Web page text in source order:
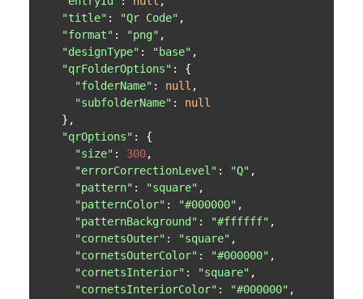
"title" : "Qr Code" ,
"format" : "png" ,
"designType" : "base" ,
"qrFolderOptions" : {
"folderName" : null ,
"subfolderName" : null
  },
"qrOptions" : {
"size" : 300,
"errorCorrectionLevel" : "Q" ,
"pattern" : "square" ,
"patternColor" : "#000000" ,
"patternBackground" : "#ffffff" ,
"cornetsOuter" : "square" ,
"cornetsOuterColor" : "#000000" ,
"cornetsInterior" : "square" ,
"cornetsInteriorColor" : "#000000" ,